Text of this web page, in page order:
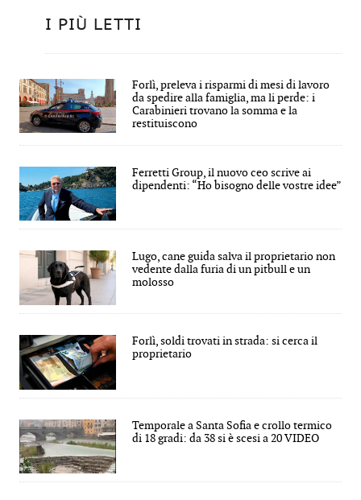
I PIÙ LETTI
Forlì, preleva i risparmi di mesi di lavoro
da spedire alla famiglia, ma li perde: i
Carabinieri trovano la somma e la
restituiscono
Ferretti Group, il nuovo ceo scrive ai
dipendenti: “Ho bisogno delle vostre idee”
Lugo, cane guida salva il proprietario non
vedente dalla furia di un pitbull e un
molosso
Forlì, soldi trovati in strada: si cerca il
proprietario
Temporale a Santa Sofia e crollo termico
di 18 gradi: da 38 si è scesi a 20 VIDEO